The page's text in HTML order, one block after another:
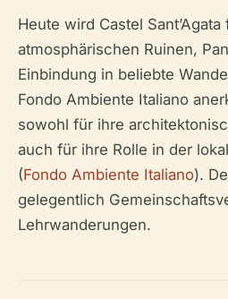
Heute wird Castel
atmosphärischen Ruinen,
Einbindung in beliebte
Fondo Ambiente Italiano
sowohl für ihre
auch für ihre Rolle in der
(Fondo Ambiente Italiano).
gelegentlich
Lehrwanderungen.